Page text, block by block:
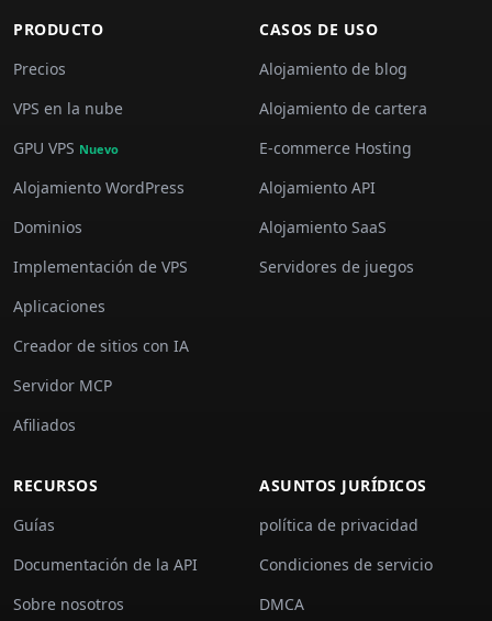
PRODUCTO
Precios
VPS en la nube
GPU VPS Nuevo
Alojamiento WordPress
Dominios
Implementación de VPS
Aplicaciones
Creador de sitios con IA
Servidor MCP
Afiliados
CASOS DE USO
Alojamiento de blog
Alojamiento de cartera
E-commerce Hosting
Alojamiento API
Alojamiento SaaS
Servidores de juegos
RECURSOS
Guías
Documentación de la API
Sobre nosotros
ASUNTOS JURÍDICOS
política de privacidad
Condiciones de servicio
DMCA